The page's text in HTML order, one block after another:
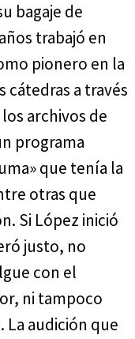
bagaje de
trabajó en
pionero en la
cátedras a través
archivos de
programa
que tenía la
otras que
Si López inició
justo, no
con el
ni tampoco
La audición que